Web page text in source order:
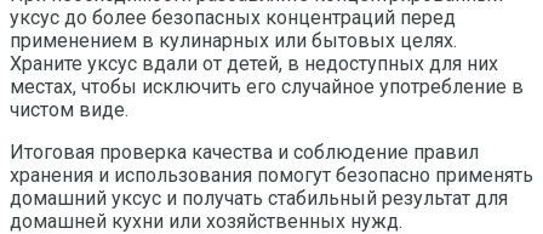
уксус до более безопасных концентраций перед
применением в кулинарных или бытовых целях.
Храните уксус вдали от детей, в недоступных для них
местах, чтобы исключить его случайное употребление в
чистом виде.
Итоговая проверка качества и соблюдение правил
хранения и использования помогут безопасно применять
домашний уксус и получать стабильный результат для
домашней кухни или хозяйственных нужд.